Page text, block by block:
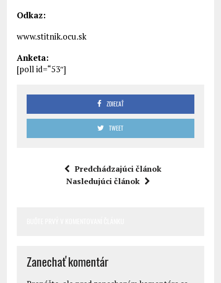
Odkaz:
www.stitnik.ocu.sk
Anketa:
[poll id=“53″]
ZDIEĽAŤ
TWEET
Predchádzajúci článok
Nasledujúci článok
Zanechať komentár